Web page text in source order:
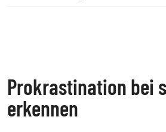
Prokrastination bei
erkennen